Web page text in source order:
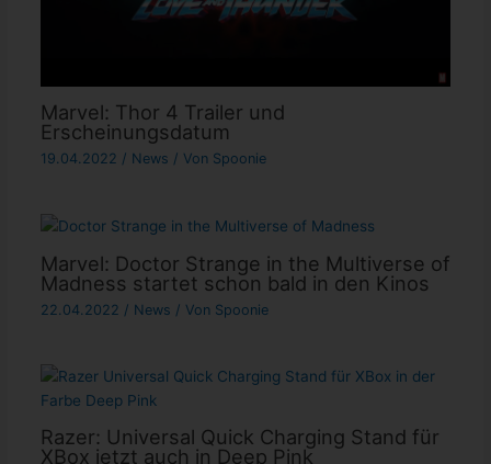
Marvel: Thor 4 Trailer und
Erscheinungsdatum
19.04.2022 / News / Von Spoonie
Marvel: Doctor Strange in the Multiverse of
Madness startet schon bald in den Kinos
22.04.2022 / News / Von Spoonie
Razer: Universal Quick Charging Stand für
XBox jetzt auch in Deep Pink